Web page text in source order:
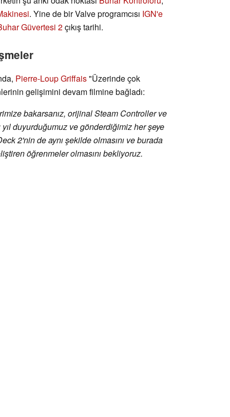
. Yine de bir Valve programcısı IGN'e
Güvertesi 2çıkış tarihi.
Pierre-Loup Griffais"Üzerinde çok
gelişimini devam filmine bağladı:
bakarsanız, orijinal Steam Controller ve
duyurduğumuz ve gönderdiğimiz her şeye
2'nin de aynı şekilde olmasını ve burada
öğrenmeler olmasını bekliyoruz.